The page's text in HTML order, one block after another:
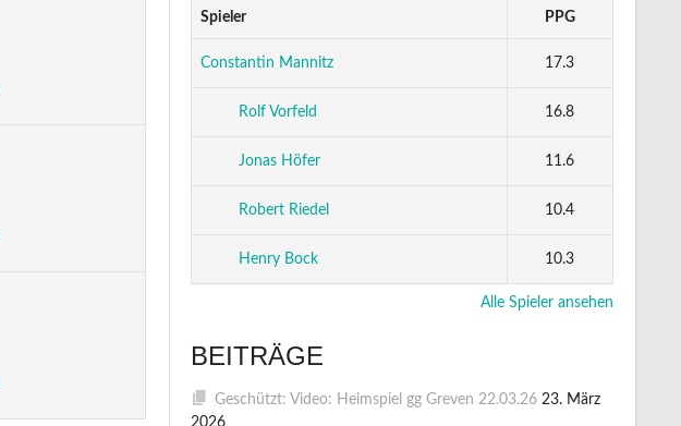
Spieler PPG
Constantin Mannitz 17.3
Rolf Vorfeld 16.8
Jonas Höfer 11.6
Robert Riedel 10.4
Henry Bock 10.3
Alle Spieler ansehen
BEITRÄGE
Geschützt: Video: Heimspiel gg Greven 22.03.26 23. März
2026